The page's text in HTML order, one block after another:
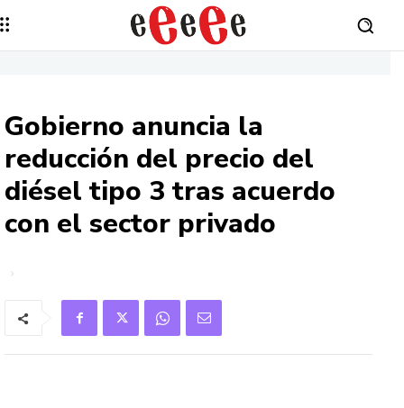
Gobierno anuncia la
reducción del precio del
diésel tipo 3 tras acuerdo
con el sector privado